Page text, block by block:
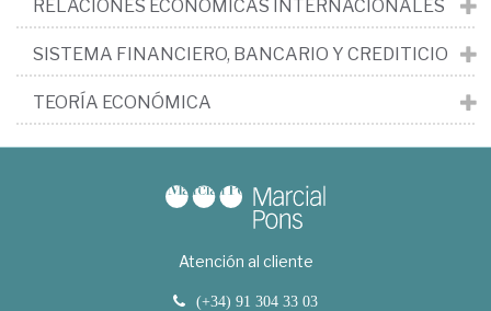
RELACIONES ECONÓMICAS INTERNACIONALES
SISTEMA FINANCIERO, BANCARIO Y CREDITICIO
TEORÍA ECONÓMICA
Atención al cliente
(+34) 91 304 33 03